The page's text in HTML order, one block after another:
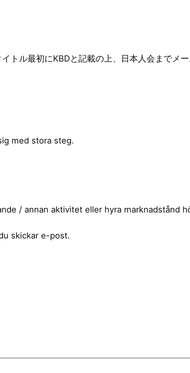
トル最初にKBDと記載の上、日本人会までメー
med stora steg.
/ annan aktivitet eller hyra marknadstånd
skickar e-post.